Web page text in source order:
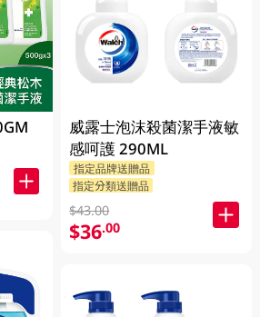
威露士泡沫殺菌潔手液敏
感呵護 290ML
指定品牌送贈品
指定分類送贈品
$43.00
$36.00